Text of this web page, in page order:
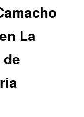
La